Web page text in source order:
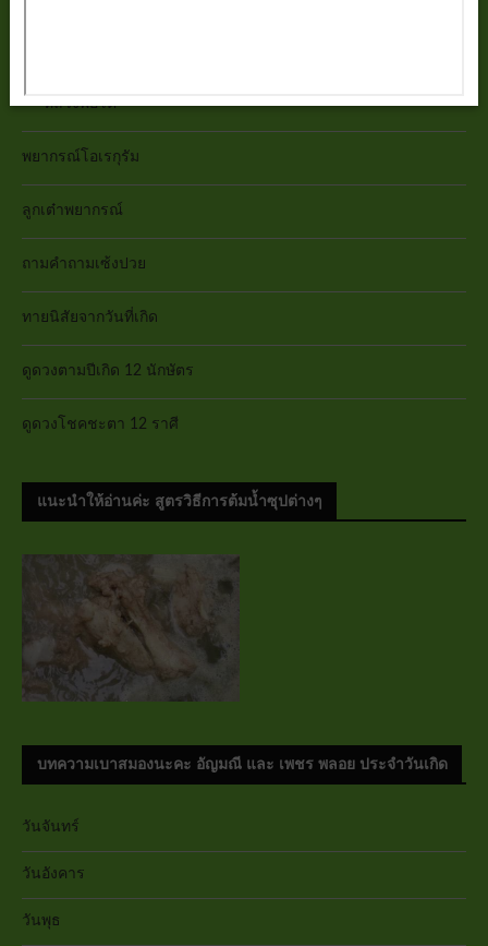
หลวงพ่อโต
พยากรณ์โอเรกุรัม
ลูกเต๋าพยากรณ์
ถามคำถามเซ้งปวย
ทายนิสัยจากวันที่เกิด
ดูดวงตามปีเกิด 12 นักษัตร
ดูดวงโชคชะตา 12 ราศี
แนะนำให้อ่านค่ะ สูตรวิธีการต้มน้ำซุปต่างๆ
บทความเบาสมองนะคะ อัญมณี และ เพชร พลอย ประจำวันเกิด
วันจันทร์
วันอังคาร
วันพุธ